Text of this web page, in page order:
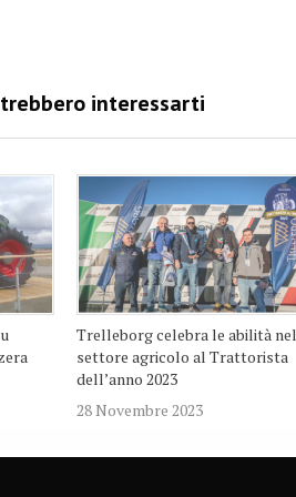
Trelleborg celebra le abilità nel
settore agricolo al Trattorista
dell’anno 2023
28 Novembre 2023